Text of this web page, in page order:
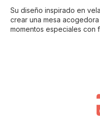
Su diseño inspirado en
crear una mesa
momentos especiales con